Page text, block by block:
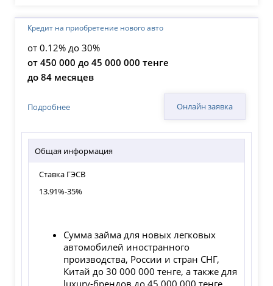
Кредит на приобретение нового авто
от 0.12% до 30%
от 450 000 до 45 000 000 тенге
до 84 месяцев
Подробнее Онлайн заявка
Общая информация
Ставка ГЭСВ
13.91%-35%
Сумма займа для новых легковых
автомобилей иностранного
производства, России и стран СНГ,
Китай до 30 000 000 тенге, а также для
luxury-брендов до 45 000 000 тенге